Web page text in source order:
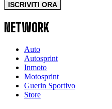
ISCRIVITI ORA
NETWORK
Auto
Autosprint
Inmoto
Motosprint
Guerin Sportivo
Store